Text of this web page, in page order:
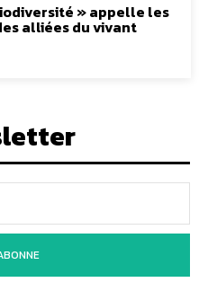
» appelle les
alliées du vivant